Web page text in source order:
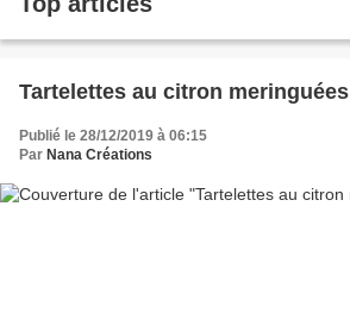
Tartelettes au citron meringuées
Publié le 28/12/2019 à 06:15
Par Nana Créations